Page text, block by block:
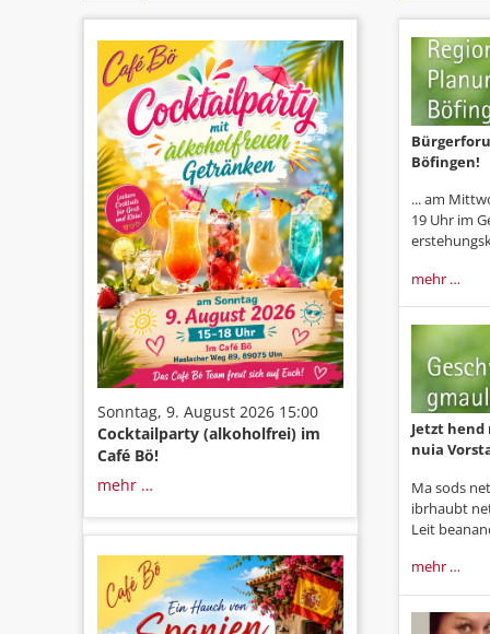
Sonntag, 9. August 2026 15:00
Cocktailparty (alkoholfrei) im
Café Bö!
mehr …
Böfingen!
... am
19 Uhr im
mehr …
Jetzt hend
nuia
Ma sods
ibrhaubt
Leit
mehr …